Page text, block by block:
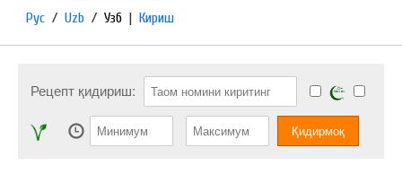
Рус / Uzb / Узб | Кириш
Рецепт қидириш: